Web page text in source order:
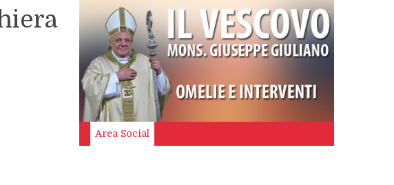
Area Social